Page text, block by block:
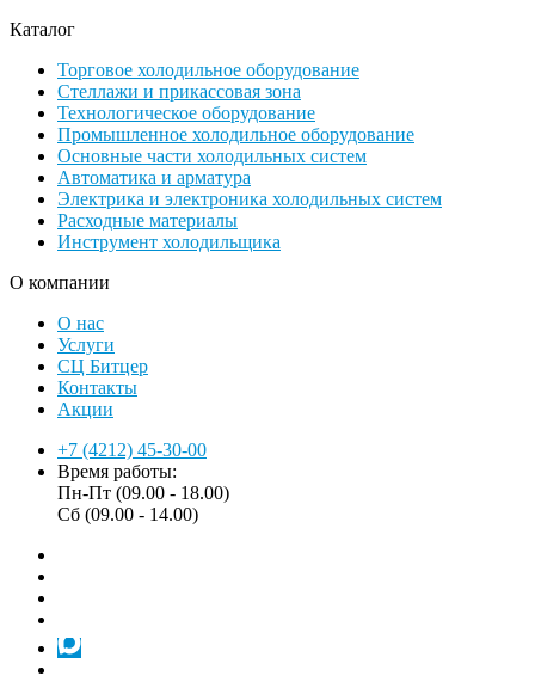
Каталог
Торговое холодильное оборудование
Стеллажи и прикассовая зона
Технологическое оборудование
Промышленное холодильное оборудование
Основные части холодильных систем
Автоматика и арматура
Электрика и электроника холодильных систем
Расходные материалы
Инструмент холодильщика
О компании
О нас
Услуги
СЦ Битцер
Контакты
Акции
+7 (4212) 45-30-00
Время работы:
Пн-Пт (09.00 - 18.00)
Сб (09.00 - 14.00)